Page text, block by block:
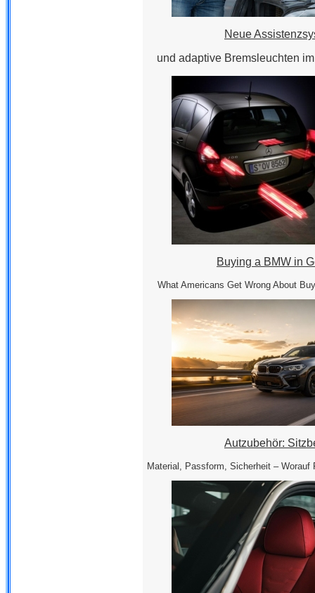
Neue
und adaptive Bremsleuchten
Buying a BMW in
What Americans Get Wrong About
Autzubehör:
Material, Passform, Sicherheit – Worauf